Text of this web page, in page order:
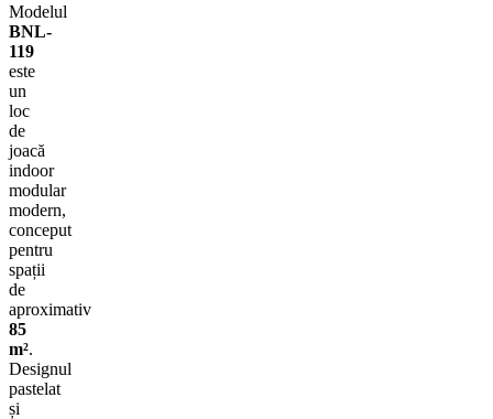
Modelul
BNL-
119
este
un
loc
de
joacă
indoor
modular
modern,
conceput
pentru
spații
de
aproximativ
85
m².
Designul
pastelat
și